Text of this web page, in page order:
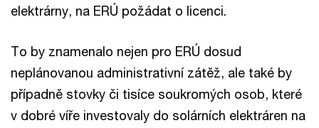
elektrárny, na ERÚ požádat o licenci.
To by znamenalo nejen pro ERÚ dosud
neplánovanou administrativní zátěž, ale také by
případně stovky či tisíce soukromých osob, které
v dobré víře investovaly do solárních elektráren na